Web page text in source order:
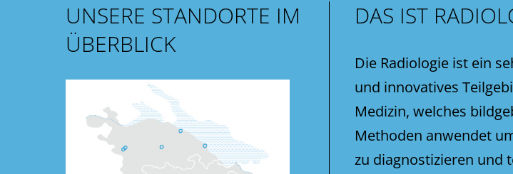
UNSERE STANDORTE IM
ÜBERBLICK
DAS IST
Die Radiologie ist ein
und innovatives
Medizin, welches
Methoden anwendet
zu diagnostizieren und